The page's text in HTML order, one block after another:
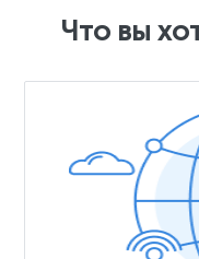
Что вы